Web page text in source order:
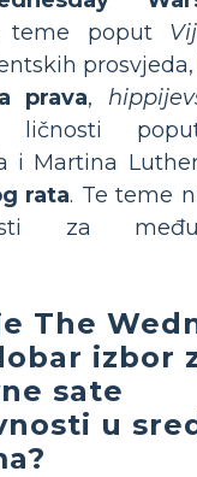
teme poput
prosvjeda,
prava,
ličnosti
i Martina
rata. Te teme
za
The
izbor
sate
u